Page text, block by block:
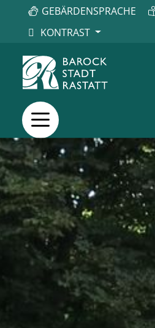
GEBÄRDENSPRACHE
KONTRAST